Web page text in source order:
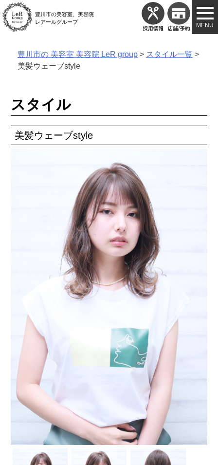
Skip
to
content
豊川市の美容室、美容院
レアールグループ
豊川市の 美容室 美容院 LeR group> スタイル一覧 >
美髪ウェーブstyle
スタイル
美髪ウェーブstyle